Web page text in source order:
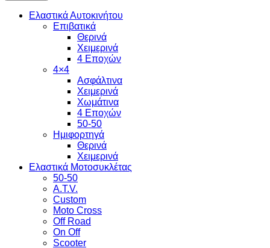
Ελαστικά Αυτοκινήτου
Επιβατικά
Θερινά
Χειμερινά
4 Εποχών
4×4
Ασφάλτινα
Χειμερινά
Χωμάτινα
4 Εποχών
50-50
Ημιφορτηγά
Θερινά
Χειμερινά
Ελαστικά Μοτοσυκλέτας
50-50
A.T.V.
Custom
Moto Cross
Off Road
On Off
Scooter